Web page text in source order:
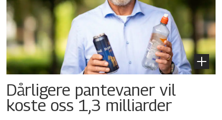
Dårligere pantevaner vil
koste oss 1,3 milliarder